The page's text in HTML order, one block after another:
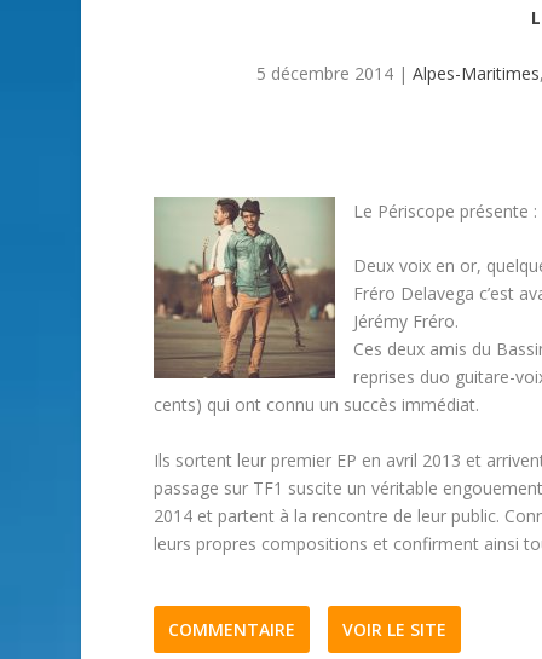
5 décembre 2014| Alpes-Maritimes
Le Périscope présente :
Deux voix en or,
Fréro Delavega c’est
Jérémy Fréro.
Ces deux amis du
reprises duo guitare-
cents) qui ont connu un succès immédiat.
Ils sortent leur premier EP en avril 2013 et
passage sur TF1 suscite un véritable
2014 et partent à la rencontre de leur public.
leurs propres compositions et confirment ainsi
COMMENTAIRE VOIR LE SITE